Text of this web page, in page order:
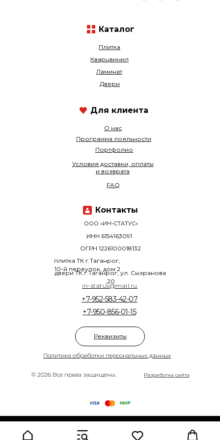
© 2026 Все права защищены.
Политика обработки персональных данных
Плитка
Кварцвинил
+7-950-856-01-15
+7-952-583-42-07
О нас
Ламинат
Программа лояльности
Двери
Портфолио
ООО «ИН-СТАТУС»
плитка ТК г.Таганрог,
10-й переулок, дом 2
двери ТК г.Таганрог, ул. Сызранова
,20
ОГРН 1226100018132
ИНН 6154163091
Разработка сайта
Условия доставки, оплаты
и возврата
FAQ
Каталог
in-status@mail.ru
Контакты
Для клиента
Реквизиты
Made on Tilda